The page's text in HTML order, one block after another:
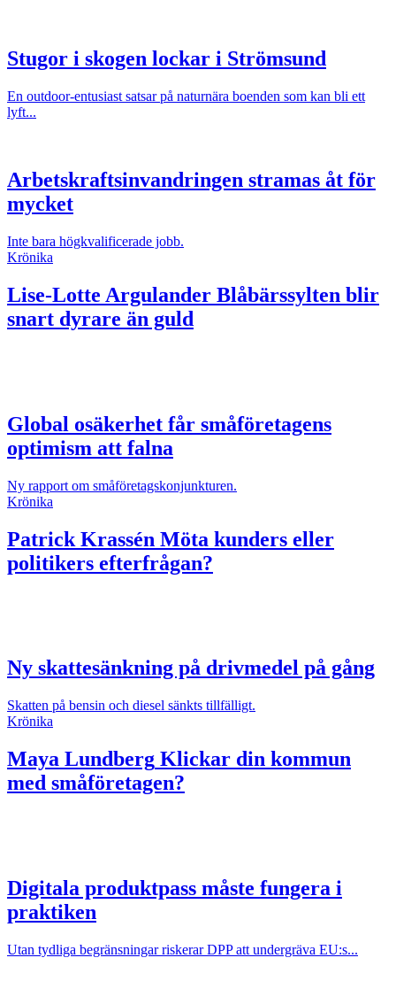
Stugor i skogen lockar i Strömsund
En outdoor-entusiast satsar på naturnära boenden som kan bli ett
lyft...
Arbetskraftsinvandringen stramas åt för
mycket
Inte bara högkvalificerade jobb.
Krönika
Lise-Lotte Argulander Blåbärssylten blir
snart dyrare än guld
Global osäkerhet får småföretagens
optimism att falna
Ny rapport om småföretagskonjunkturen.
Krönika
Patrick Krassén Möta kunders eller
politikers efterfrågan?
Ny skattesänkning på drivmedel på gång
Skatten på bensin och diesel sänkts tillfälligt.
Krönika
Maya Lundberg Klickar din kommun
med småföretagen?
Digitala produktpass måste fungera i
praktiken
Utan tydliga begränsningar riskerar DPP att undergräva EU:s...